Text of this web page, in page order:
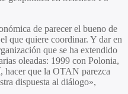
de parecer el bueno de
que quiere coordinar. Y dar en
que se ha extendido
oleadas: 1999 con Polonia,
hacer que la OTAN parezca
dispuesta al diálogo»,